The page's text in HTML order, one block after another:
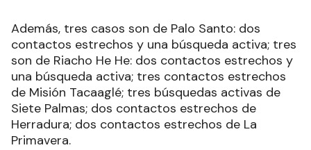
Además, tres casos son de Palo Santo: dos
contactos estrechos y una búsqueda activa; tres
son de Riacho He He: dos contactos estrechos y
una búsqueda activa; tres contactos estrechos
de Misión Tacaaglé; tres búsquedas activas de
Siete Palmas; dos contactos estrechos de
Herradura; dos contactos estrechos de La
Primavera.